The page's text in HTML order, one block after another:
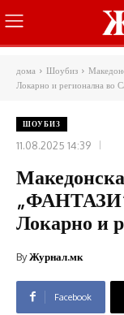
дома Шоубиз
Локарно и регионална во
ШОУБИЗ
11.08.2025 14:39
„ФАНТАЗИ“
Локарно и
ByЖурнал.мк
Facebook